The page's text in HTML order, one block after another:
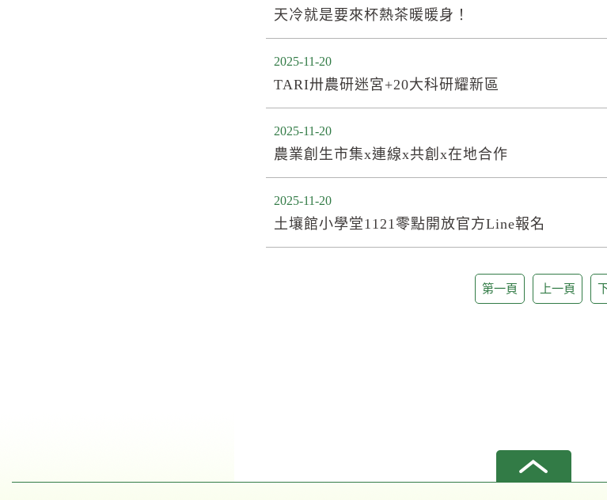
天冷就是要來杯熱茶暖暖身！
2025-11-20
TARI卅農研迷宮+20大科研耀新區
2025-11-20
農業創生市集x連線x共創x在地合作
2025-11-20
土壤館小學堂1121零點開放官方Line報名
第一頁 上一頁